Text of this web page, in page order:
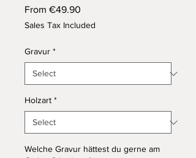
From €49.90
Sales Tax Included
Gravur *
Holzart *
Welche Gravur hättest du gerne am